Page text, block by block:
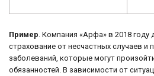
Пример . Компания «Арфа» в 2018 году
страхование от несчастных случаев и
заболеваний, которые могут
обязанностей. В зависимости от